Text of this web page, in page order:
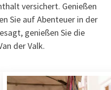
versichert. Genießen
Sie auf Abenteuer in der
genießen Sie die
der Valk.